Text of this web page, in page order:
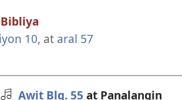
10, at aral 57
Awit Blg. 55 at Panalangin